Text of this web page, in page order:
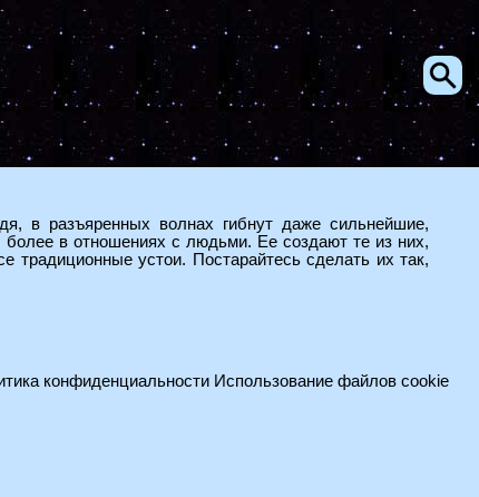
в разъяренных волнах гибнут даже сильнейшие,
более в отношениях с людьми. Ее создают те из них,
традиционные устои. Постарайтесь сделать их так,
конфиденциальности Использование файлов cookie